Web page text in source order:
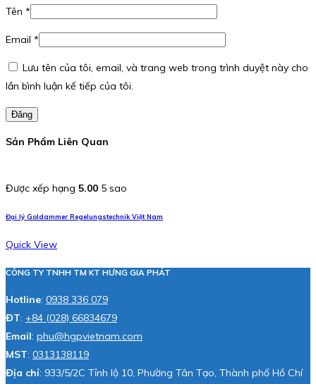
Tên *
Email *
Lưu tên của tôi, email, và trang web trong trình duyệt này cho
lần bình luận kế tiếp của tôi.
Đăng
Sản Phẩm Liên Quan
Được xếp hạng 5.00 5 sao
Đại lý Goldammer Regelungstechnik Việt Nam
Quick View
CÔNG TY TNHH TM KT HƯNG GIA PHÁT
Hotline: 0938 336 079
ĐT: +84 (028) 66834679
Email: phu@hgpvietnam.com
MST: 0313138119
Địa chỉ: 933/5/2C Tỉnh lộ 10, Phường Tân Tạo, Thành phố Hồ Chí